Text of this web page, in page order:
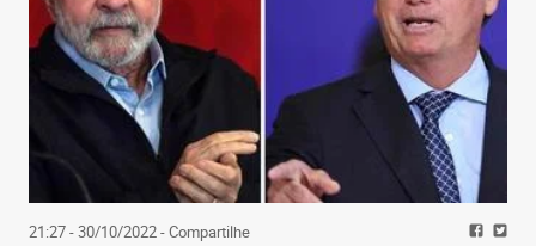
21:27 - 30/10/2022- Compartilhe